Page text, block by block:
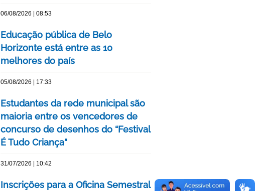
06/08/2026 | 08:53
Educação pública de Belo
Horizonte está entre as 10
melhores do país
05/08/2026 | 17:33
Estudantes da rede municipal são
maioria entre os vencedores de
concurso de desenhos do “Festival
É Tudo Criança”
31/07/2026 | 10:42
Inscrições para a Oficina Semestral